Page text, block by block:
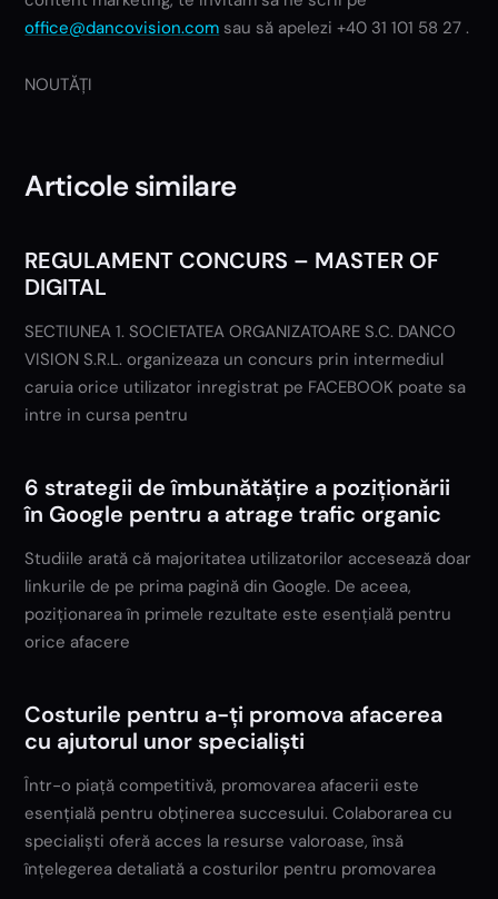
office@dancovision.com sau să apelezi +40 31 101 58 27 .
NOUTĂȚI
Articole similare
REGULAMENT CONCURS – MASTER OF
DIGITAL
SECTIUNEA 1. SOCIETATEA ORGANIZATOARE S.C. DANCO
VISION S.R.L. organizeaza un concurs prin intermediul
caruia orice utilizator inregistrat pe FACEBOOK poate sa
intre in cursa pentru
6 strategii de îmbunătățire a poziționării
în Google pentru a atrage trafic organic
Studiile arată că majoritatea utilizatorilor accesează doar
linkurile de pe prima pagină din Google. De aceea,
poziționarea în primele rezultate este esențială pentru
orice afacere
Costurile pentru a-ți promova afacerea
cu ajutorul unor specialiști
Într-o piață competitivă, promovarea afacerii este
esențială pentru obținerea succesului. Colaborarea cu
specialiști oferă acces la resurse valoroase, însă
înțelegerea detaliată a costurilor pentru promovarea